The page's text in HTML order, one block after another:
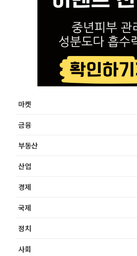
마켓
금융
부동산
산업
경제
국제
정치
사회